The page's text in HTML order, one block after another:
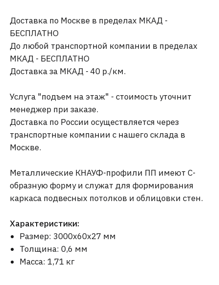
Доставка по Москве в пределах МКАД -
БЕСПЛАТНО
До любой транспортной компании в пределах
МКАД - БЕСПЛАТНО
Доставка за МКАД - 40 р./км.
Услуга "подъем на этаж" - стоимость уточнит
менеджер при заказе.
Доставка по России осуществляется через
транспортные компании с нашего склада в
Москве.
Металлические КНАУФ-профили ПП имеют С-
образную форму и служат для формирования
каркаса подвесных потолков и облицовки стен.
Характеристики:
Размер: 3000х60х27 мм
Толщина: 0,6 мм
Масса: 1,71 кг